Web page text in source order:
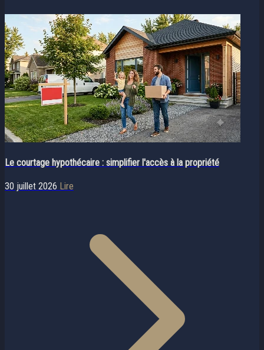
Le courtage hypothécaire : simplifier l'accès à la propriété
30 juillet 2026 Lire